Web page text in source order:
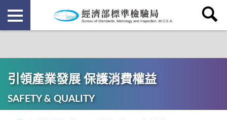
引領產業發展 保護消費權益
SAFETY & QUALITY